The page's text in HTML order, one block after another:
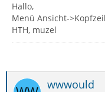
Hallo,
Menü Ansicht-
HTH, muzel
wwwould